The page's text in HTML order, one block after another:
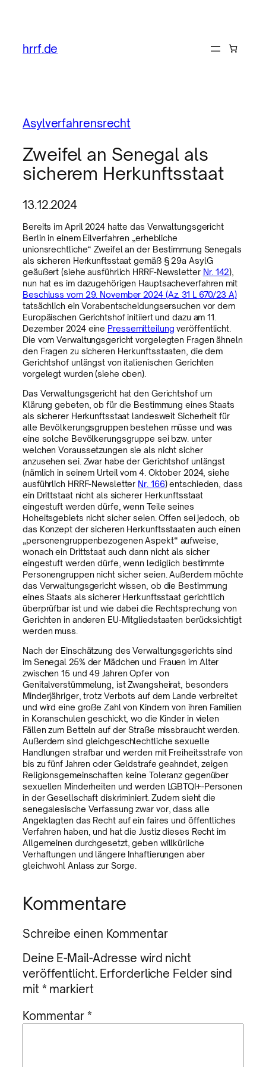
hrrf.de
Asylverfahrensrecht
Zweifel an Senegal als
sicherem Herkunftsstaat
13.12.2024
Bereits im April 2024 hatte das Verwaltungsgericht
Berlin in einem Eilverfahren „erhebliche
unionsrechtliche“ Zweifel an der Bestimmung Senegals
als sicheren Herkunftsstaat gemäß § 29a AsylG
geäußert (siehe ausführlich HRRF-Newsletter Nr. 142),
nun hat es im dazugehörigen Hauptsacheverfahren mit
Beschluss vom 29. November 2024 (Az. 31 L 670/23 A)
tatsächlich ein Vorabentscheidungsersuchen vor dem
Europäischen Gerichtshof initiiert und dazu am 11.
Dezember 2024 eine Pressemitteilung veröffentlicht.
Die vom Verwaltungsgericht vorgelegten Fragen ähneln
den Fragen zu sicheren Herkunftsstaaten, die dem
Gerichtshof unlängst von italienischen Gerichten
vorgelegt wurden (siehe oben).
Das Verwaltungsgericht hat den Gerichtshof um
Klärung gebeten, ob für die Bestimmung eines Staats
als sicherer Herkunftsstaat landesweit Sicherheit für
alle Bevölkerungsgruppen bestehen müsse und was
eine solche Bevölkerungsgruppe sei bzw. unter
welchen Voraussetzungen sie als nicht sicher
anzusehen sei. Zwar habe der Gerichtshof unlängst
(nämlich in seinem Urteil vom 4. Oktober 2024, siehe
ausführlich HRRF-Newsletter Nr. 166) entschieden, dass
ein Drittstaat nicht als sicherer Herkunftsstaat
eingestuft werden dürfe, wenn Teile seines
Hoheitsgebiets nicht sicher seien. Offen sei jedoch, ob
das Konzept der sicheren Herkunftsstaaten auch einen
„personengruppenbezogenen Aspekt“ aufweise,
wonach ein Drittstaat auch dann nicht als sicher
eingestuft werden dürfe, wenn lediglich bestimmte
Personengruppen nicht sicher seien. Außerdem möchte
das Verwaltungsgericht wissen, ob die Bestimmung
eines Staats als sicherer Herkunftsstaat gerichtlich
überprüfbar ist und wie dabei die Rechtsprechung von
Gerichten in anderen EU-Mitgliedstaaten berücksichtigt
werden muss.
Nach der Einschätzung des Verwaltungsgerichts sind
im Senegal 25% der Mädchen und Frauen im Alter
zwischen 15 und 49 Jahren Opfer von
Genitalverstümmelung, ist Zwangsheirat, besonders
Minderjähriger, trotz Verbots auf dem Lande verbreitet
und wird eine große Zahl von Kindern von ihren Familien
in Koranschulen geschickt, wo die Kinder in vielen
Fällen zum Betteln auf der Straße missbraucht werden.
Außerdem sind gleichgeschlechtliche sexuelle
Handlungen strafbar und werden mit Freiheitsstrafe von
bis zu fünf Jahren oder Geldstrafe geahndet, zeigen
Religionsgemeinschaften keine Toleranz gegenüber
sexuellen Minderheiten und werden LGBTQI+-Personen
in der Gesellschaft diskriminiert. Zudem sieht die
senegalesische Verfassung zwar vor, dass alle
Angeklagten das Recht auf ein faires und öffentliches
Verfahren haben, und hat die Justiz dieses Recht im
Allgemeinen durchgesetzt, geben willkürliche
Verhaftungen und längere Inhaftierungen aber
gleichwohl Anlass zur Sorge.
Kommentare
Schreibe einen Kommentar
Deine E-Mail-Adresse wird nicht
veröffentlicht. Erforderliche Felder sind
mit * markiert
Kommentar*